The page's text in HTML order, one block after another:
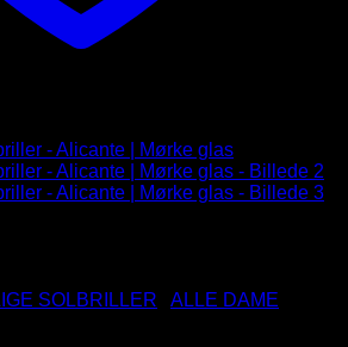
SOLBRILLER
ALLE DAME